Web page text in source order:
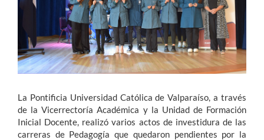
La Pontificia Universidad Católica de Valparaíso, a través
de la Vicerrectoría Académica y la Unidad de Formación
Inicial Docente, realizó varios actos de investidura de las
carreras de Pedagogía que quedaron pendientes por la